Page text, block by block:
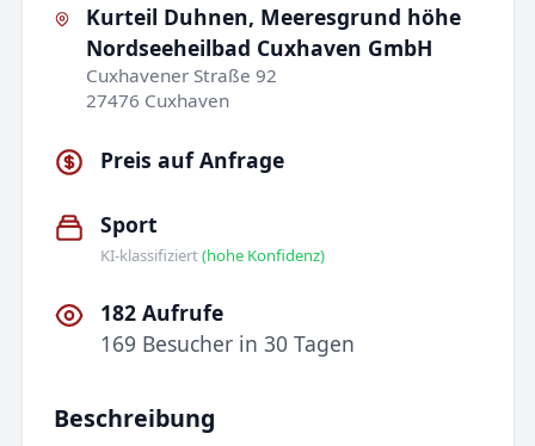
Kurteil Duhnen, Meeresgrund höhe
Nordseeheilbad Cuxhaven GmbH
Cuxhavener Straße 92
27476 Cuxhaven
Preis auf Anfrage
Sport
KI-klassifiziert(hohe Konfidenz)
182 Aufrufe
169 Besucher in 30 Tagen
Beschreibung